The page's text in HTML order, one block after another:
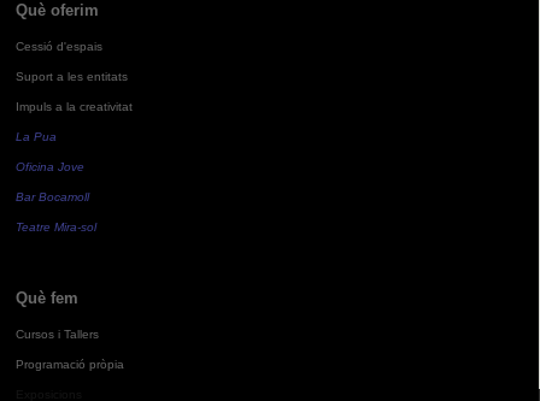
Què oferim
Cessió d'espais
Suport a les entitats
Impuls a la creativitat
La Pua
Oficina Jove
Bar Bocamoll
Teatre Mira-sol
Què fem
Cursos i Tallers
Programació pròpia